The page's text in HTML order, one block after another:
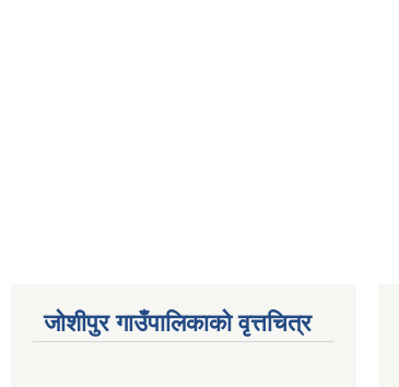
जोशीपुर गाउँपालिकाको वृत्तचित्र